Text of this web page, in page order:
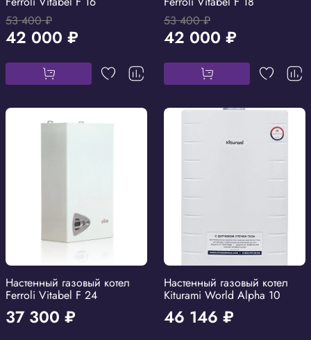
53 400 ₽
42 000 ₽
53 400 ₽
42 000 ₽
Настенный газовый котел
Ferroli Vitabel F 24
37 300 ₽
Настенный газовый котел
Kiturami World Alpha 10
46 146 ₽